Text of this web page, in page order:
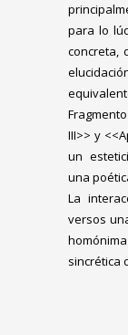
para lo
concreta,
III>> y
un
una
La
versos
sincrética